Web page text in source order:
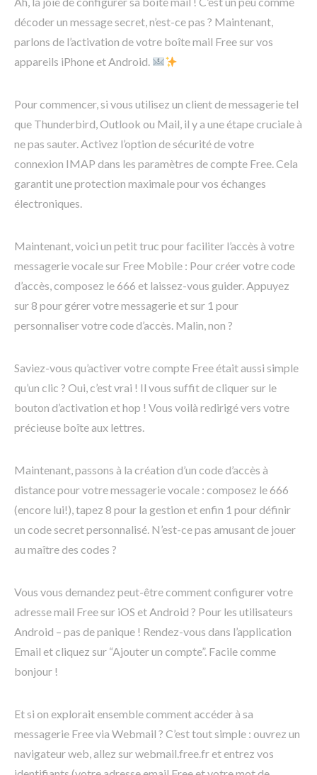
décoder un message secret, n’est-ce pas ? Maintenant,
parlons de l’activation de votre boîte mail Free sur vos
appareils iPhone et Android.
Pour commencer, si vous utilisez un client de messagerie tel
que Thunderbird, Outlook ou Mail, il y a une étape cruciale à
ne pas sauter. Activez l’option de sécurité de votre
connexion IMAP dans les paramètres de compte Free. Cela
garantit une protection maximale pour vos échanges
électroniques.
Maintenant, voici un petit truc pour faciliter l’accès à votre
messagerie vocale sur Free Mobile : Pour créer votre code
d’accès, composez le 666 et laissez-vous guider. Appuyez
sur 8 pour gérer votre messagerie et sur 1 pour
personnaliser votre code d’accès. Malin, non ?
Saviez-vous qu’activer votre compte Free était aussi simple
qu’un clic ? Oui, c’est vrai ! Il vous suffit de cliquer sur le
bouton d’activation et hop ! Vous voilà redirigé vers votre
précieuse boîte aux lettres.
Maintenant, passons à la création d’un code d’accès à
distance pour votre messagerie vocale : composez le 666
(encore lui!), tapez 8 pour la gestion et enfin 1 pour définir
un code secret personnalisé. N’est-ce pas amusant de jouer
au maître des codes ?
Vous vous demandez peut-être comment configurer votre
adresse mail Free sur iOS et Android ? Pour les utilisateurs
Android – pas de panique ! Rendez-vous dans l’application
Email et cliquez sur “Ajouter un compte”. Facile comme
bonjour !
Et si on explorait ensemble comment accéder à sa
messagerie Free via Webmail ? C’est tout simple : ouvrez un
navigateur web, allez sur webmail.free.fr et entrez vos